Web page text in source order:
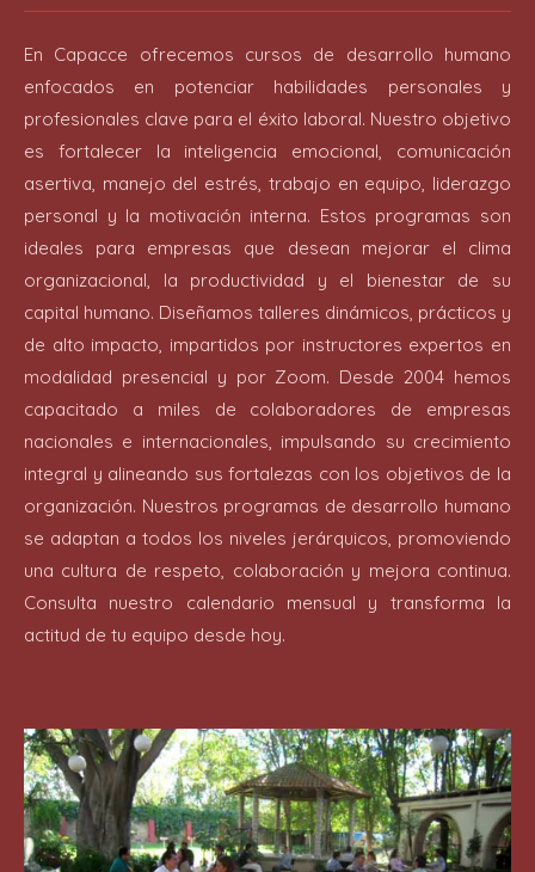
En Capacce ofrecemos cursos de desarrollo humano
enfocados en potenciar habilidades personales y
profesionales clave para el éxito laboral. Nuestro objetivo
es fortalecer la inteligencia emocional, comunicación
asertiva, manejo del estrés, trabajo en equipo, liderazgo
personal y la motivación interna. Estos programas son
ideales para empresas que desean mejorar el clima
organizacional, la productividad y el bienestar de su
capital humano. Diseñamos talleres dinámicos, prácticos y
de alto impacto, impartidos por instructores expertos en
modalidad presencial y por Zoom. Desde 2004 hemos
capacitado a miles de colaboradores de empresas
nacionales e internacionales, impulsando su crecimiento
integral y alineando sus fortalezas con los objetivos de la
organización. Nuestros programas de desarrollo humano
se adaptan a todos los niveles jerárquicos, promoviendo
una cultura de respeto, colaboración y mejora continua.
Consulta nuestro calendario mensual y transforma la
actitud de tu equipo desde hoy.